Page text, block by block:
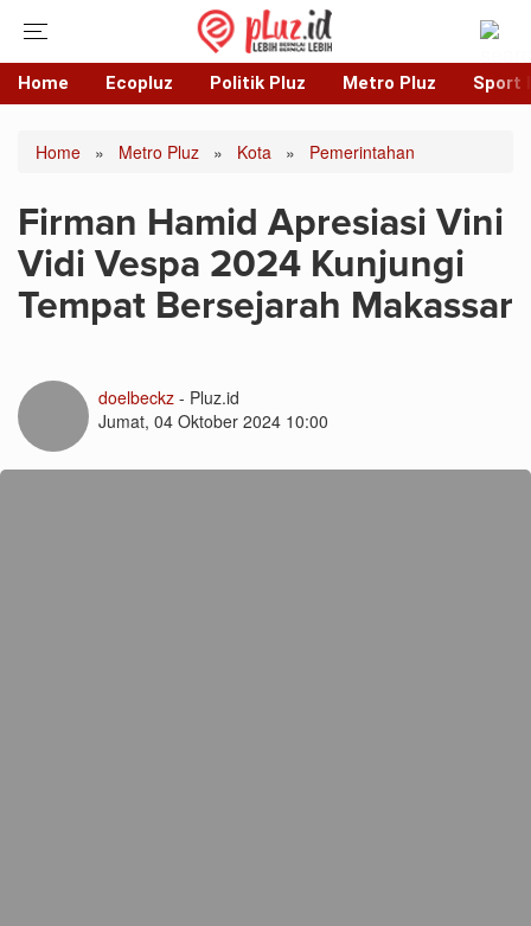
Home Ecopluz Politik Pluz Metro Pluz Sport
Home » Metro Pluz » Kota » Pemerintahan
Firman Hamid Apresiasi Vini
Vidi Vespa 2024 Kunjungi
Tempat Bersejarah Makassar
doelbeckz - Pluz.id
Jumat, 04 Oktober 2024 10:00